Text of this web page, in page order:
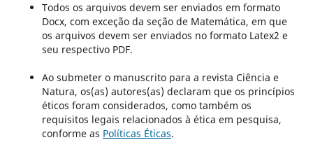
Todos os arquivos devem ser enviados em formato
Docx, com exceção da seção de Matemática, em que
os arquivos devem ser enviados no formato Latex2 e
seu respectivo PDF.
Ao submeter o manuscrito para a revista Ciência e
Natura, os(as) autores(as) declaram que os princípios
éticos foram considerados, como também os
requisitos legais relacionados à ética em pesquisa,
conforme as Políticas Éticas.